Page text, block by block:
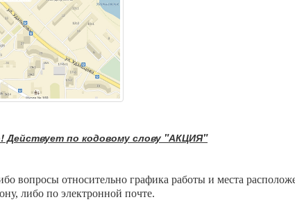
по кодовому слову "АКЦИЯ"
вопросы относительно графика работы и места
либо по электронной почте.